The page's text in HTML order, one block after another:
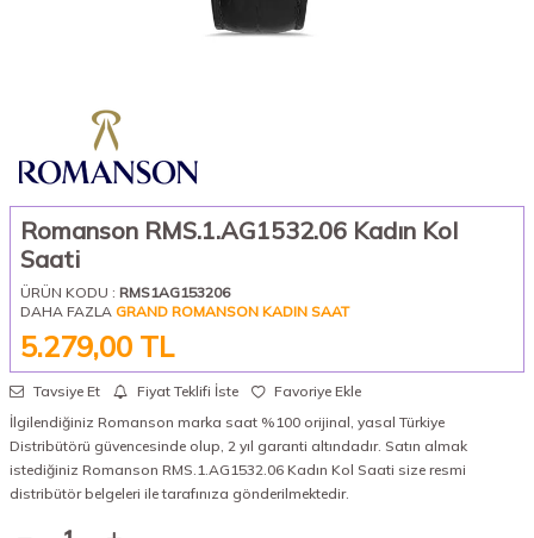
Romanson RMS.1.AG1532.06 Kadın Kol
Saati
ÜRÜN KODU : RMS1AG153206
DAHA FAZLA GRAND ROMANSON KADIN SAAT
5.279,00 TL
Tavsiye Et Fiyat Teklifi İste
Favoriye Ekle
İlgilendiğiniz Romanson marka saat %100 orijinal, yasal Türkiye
Distribütörü güvencesinde olup, 2 yıl garanti altındadır. Satın almak
istediğiniz Romanson RMS.1.AG1532.06 Kadın Kol Saati size resmi
distribütör belgeleri ile tarafınıza gönderilmektedir.